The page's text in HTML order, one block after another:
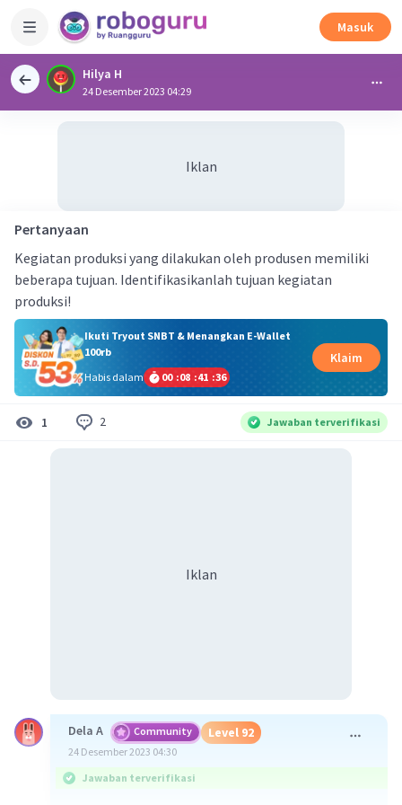
Masuk
Hilya H
24 Desember 2023 04:29
Iklan
Pertanyaan
Kegiatan produksi yang dilakukan oleh produsen memiliki
beberapa tujuan. Identifikasikanlah tujuan kegiatan
produksi!
Ikuti Tryout SNBT & Menangkan E-Wallet
100rb
Habis dalam
00 :08 :41 :36
Klaim
1 2 Jawaban terverifikasi
Iklan
Dela A Community Level 92
24 Desember 2023 04:30
Jawaban terverifikasi